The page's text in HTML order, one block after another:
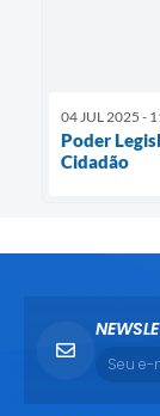
04 JUL 2025 -
Poder
Cidadão